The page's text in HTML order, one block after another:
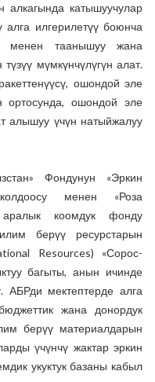
катышуучулар
илгерилетүү боюнча
менен таанышуу жана
мүмкүнчүлүгүн алат.
ошондой эле
ортосунда, ошондой эле
алышуу үчүн натыйжалуу
Фондунун «Эркин
менен «Роза
коомдук фонду
берүү ресурстарын
Resources) «Сорос-
багыты, анын ичинде
АБРди мектептерде алга
жана донордук
берүү материалдарын
үчүнчү жактар эркин
укуктук базаны кабыл